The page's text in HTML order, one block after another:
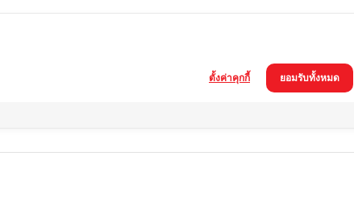
ยอมรับทั้งหมด
ตั้งค่าคุกกี้